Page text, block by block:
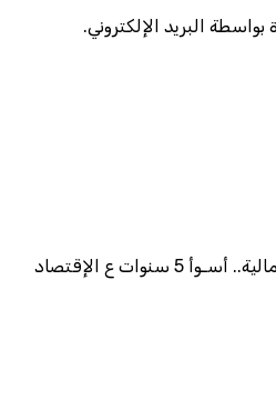
البريد الإلكتروني.
5 سـنوات وجيريل وزير مالية.. أسـوأ 5 سنوات ع الإقتصاد